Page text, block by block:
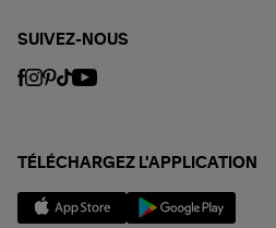
SUIVEZ-NOUS
TÉLÉCHARGEZ L'APPLICATION